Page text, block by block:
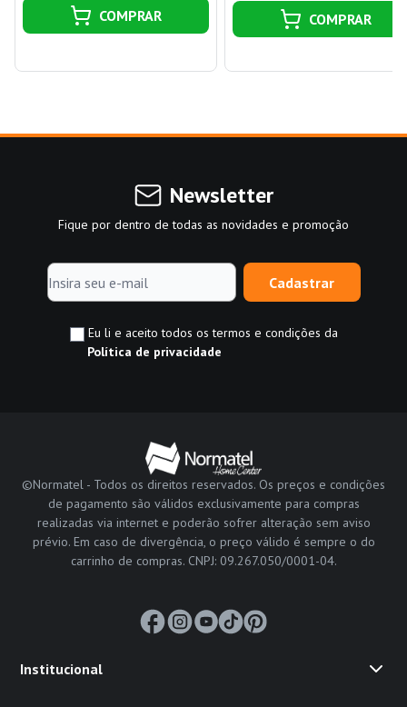
COMPRAR COMPRAR
Newsletter
Fique por dentro de todas as novidades e promoção
Cadastrar
Eu li e aceito todos os termos e condições da
Política de privacidade
©Normatel - Todos os direitos reservados. Os preços e condições
de pagamento são válidos exclusivamente para compras
realizadas via internet e poderão sofrer alteração sem aviso
prévio. Em caso de divergência, o preço válido é sempre o do
carrinho de compras. CNPJ: 09.267.050/0001-04.
Institucional